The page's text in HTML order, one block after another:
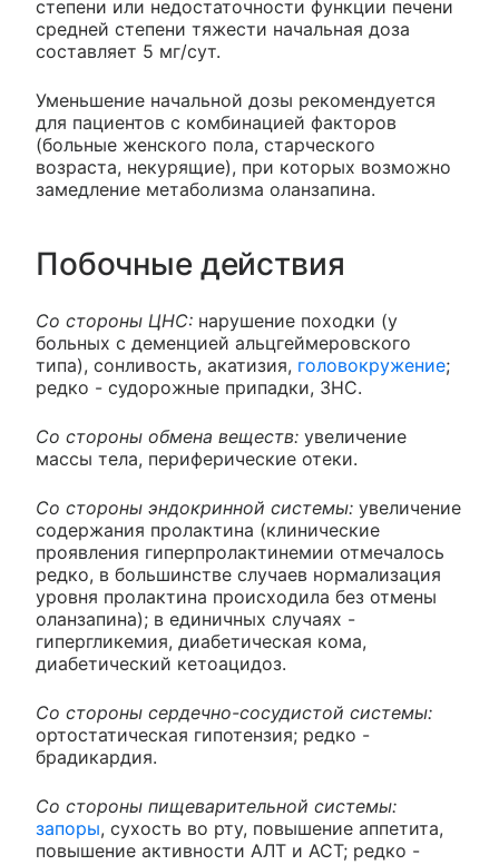
степени или недостаточности функции печени
средней степени тяжести начальная доза
составляет 5 мг/сут.
Уменьшение начальной дозы рекомендуется
для пациентов с комбинацией факторов
(больные женского пола, старческого
возраста, некурящие), при которых возможно
замедление метаболизма оланзапина.
Побочные действия
Со стороны ЦНС: нарушение походки (у
больных с деменцией альцгеймеровского
типа), сонливость, акатизия, головокружение;
редко - судорожные припадки, ЗНС.
Со стороны обмена веществ: увеличение
массы тела, периферические отеки.
Со стороны эндокринной системы: увеличение
содержания пролактина (клинические
проявления гиперпролактинемии отмечалось
редко, в большинстве случаев нормализация
уровня пролактина происходила без отмены
оланзапина); в единичных случаях -
гипергликемия, диабетическая кома,
диабетический кетоацидоз.
Со стороны сердечно-сосудистой системы:
ортостатическая гипотензия; редко -
брадикардия.
Со стороны пищеварительной системы:
запоры, сухость во рту, повышение аппетита,
повышение активности АЛТ и АСТ; редко -